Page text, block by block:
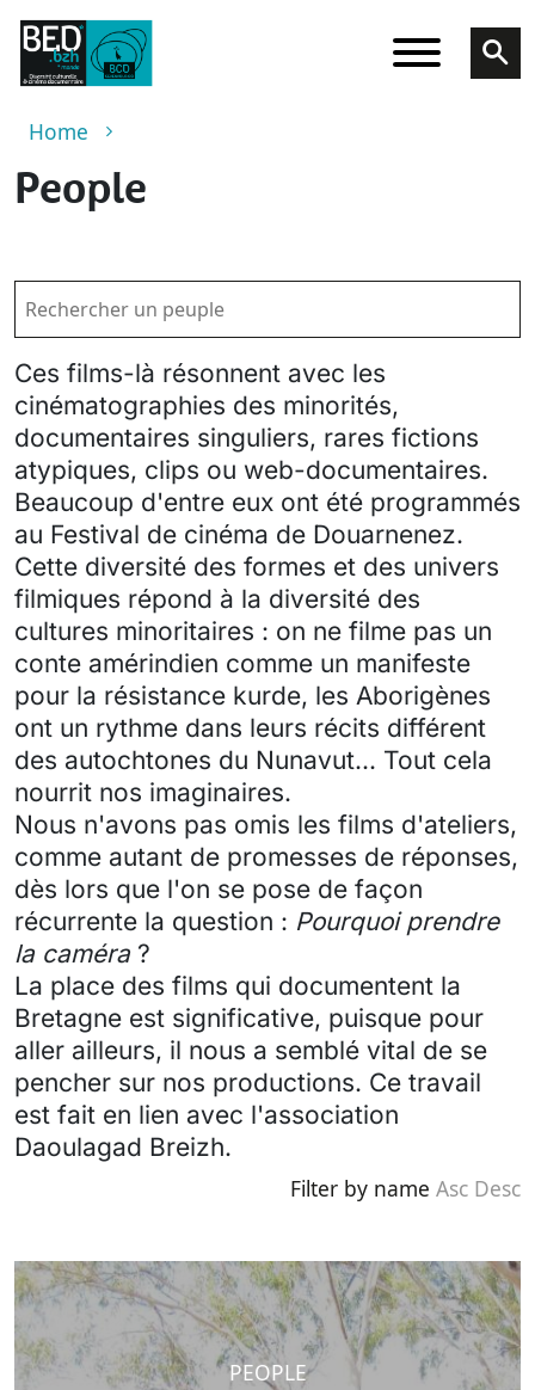
Skip to main content
Breadcrumb
Home
People
Ces films-là résonnent avec les
cinématographies des minorités,
documentaires singuliers, rares fictions
atypiques, clips ou web-documentaires.
Beaucoup d'entre eux ont été programmés
au Festival de cinéma de Douarnenez.
Cette diversité des formes et des univers
filmiques répond à la diversité des
cultures minoritaires : on ne filme pas un
conte amérindien comme un manifeste
pour la résistance kurde, les Aborigènes
ont un rythme dans leurs récits différent
des autochtones du Nunavut... Tout cela
nourrit nos imaginaires.
Nous n'avons pas omis les films d'ateliers,
comme autant de promesses de réponses,
dès lors que l'on se pose de façon
récurrente la question : Pourquoi prendre
la caméra ?
La place des films qui documentent la
Bretagne est significative, puisque pour
aller ailleurs, il nous a semblé vital de se
pencher sur nos productions. Ce travail
est fait en lien avec l'association
Daoulagad Breizh.
Filter by name Asc Desc
PEOPLE